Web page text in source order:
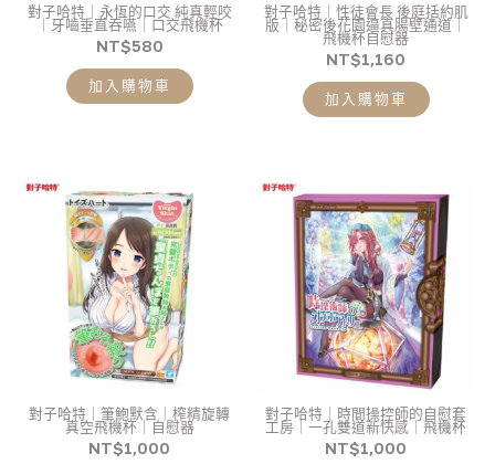
對子哈特｜永恆的口交 純真輕咬
｜牙嚙垂直吞嚥｜口交飛機杯
NT$580
加入購物車
對子哈特｜性徒會長 後庭括約肌
版｜秘密後花園逼真腸壁通道｜
飛機杯自慰器
NT$1,160
加入購物車
對子哈特｜筆鮑默含｜榨精旋轉
真空飛機杯｜自慰器
NT$1,000
對子哈特｜時間操控師的自慰套
工房｜一孔雙道新快感｜飛機杯
NT$1,000